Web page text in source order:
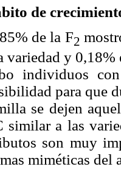
de
de la F2
variedad y 0,18%
individuos
para que
se dejen
similar a las
son muy
miméticas del